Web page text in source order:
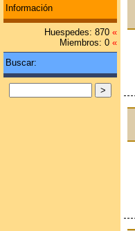
Información
Huespedes: 870 «
Miembros: 0 «
Buscar: